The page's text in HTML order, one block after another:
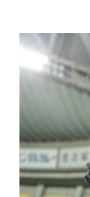
ＱＶＣマリ